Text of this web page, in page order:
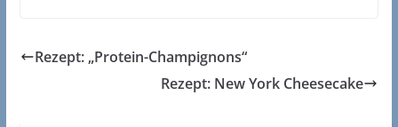
Rezept: „Protein-Champignons“
Rezept: New York Cheesecake